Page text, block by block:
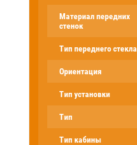
Материал передних
стенок
Тип переднего стекла
Ориентация
Тип установки
Тип
Тип кабины